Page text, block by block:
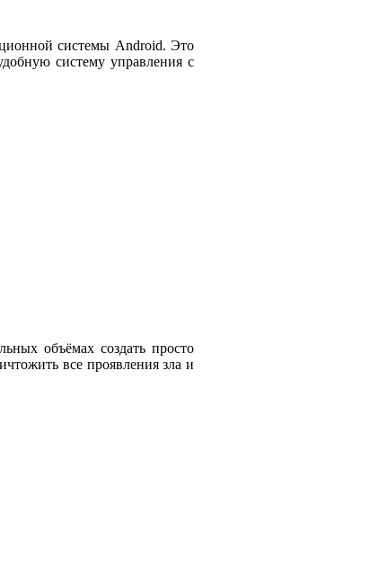
системы Android. Это
систему управления с
объёмах создать просто
все проявления зла и